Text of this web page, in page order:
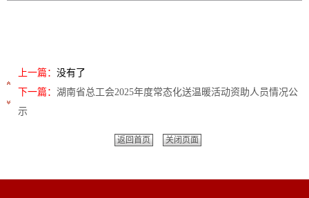
上一篇： 没有了
下一篇： 湖南省总工会2025年度常态化送温暖活动资助人员情况公
示
返回首页 关闭页面